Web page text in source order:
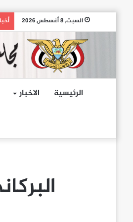
السبت, 8 أغسطس 2026
الرئيسية الاخبار